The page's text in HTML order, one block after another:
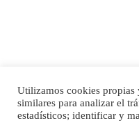
SHIBA PERDIDO AVDA JOSE
PERRO MACHO RAZA SHIBA
Inicio Publicidad
Utilizamos cookies propias
similares para analizar el
estadísticos; identificar y